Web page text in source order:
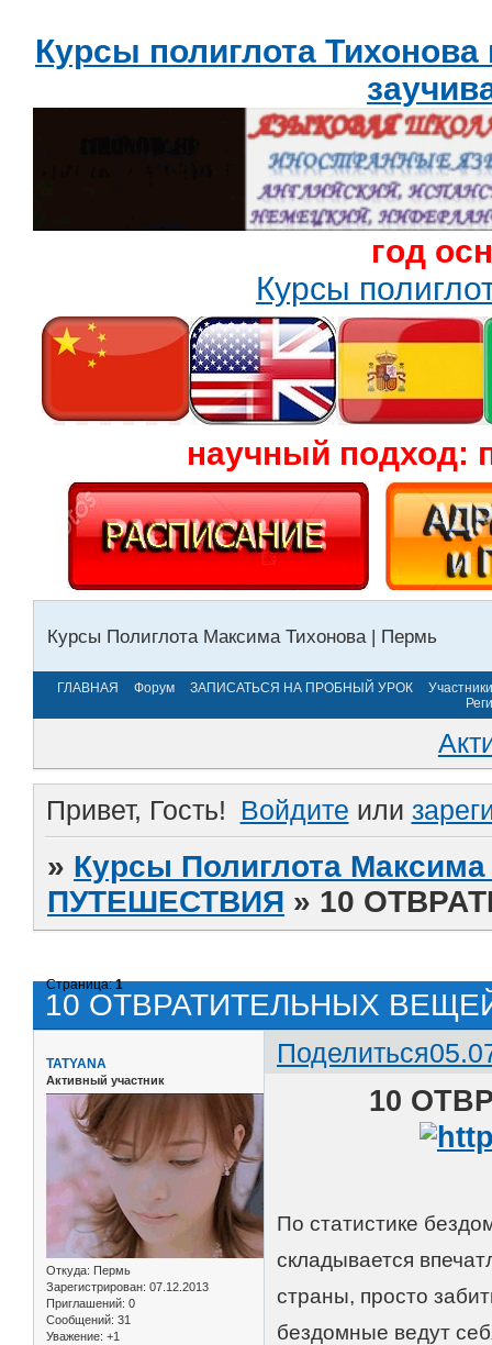
Курсы полиглота
год
Курсы
научный подход:
Курсы Полиглота Максима Тихонова | Пермь
ГЛАВНАЯ Форум ЗАПИСАТЬСЯ НА ПРОБНЫЙ УРОК
Участники
Привет, Гость! Войдите или
» Курсы Полиглота
ПУТЕШЕСТВИЯ » 10
10 ОТВРАТИТЕЛЬНЫХ
Страница:1
Поделиться
TATYANA
Активный участник
Откуда: Пермь
Зарегистрирован: 07.12.2013
Приглашений: 0
Сообщений: 31
Уважение: +1
10
По статистике
складывается
страны, просто
бездомные ведут